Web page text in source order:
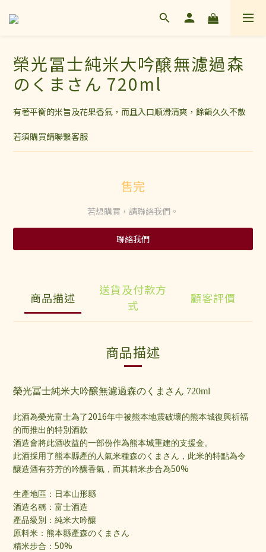
榮光冨士純米大吟醸無濾過森
のくまさん 720ml
有著平衡的米旨及花果香氣，而且入口順滑清爽，餘韻久久不散
若須購買請聯繫客服
售完
若想購買，請聯絡我們。
聯絡我們
商品描述
送貨及付款方
式
顧客評價
商品描述
榮光冨士純米大吟醸無濾過森のくまさん 720ml
此酒為榮光富士為了 2016年中被熊本地震破壞的熊本城復興祈福
的而推出的特別酒款
酒造會將此酒收益的一部份作為熊本城重建的支援金。
此酒採用了熊本縣產的人氣米種森のくまさん，此米的特點為令
釀造酒有芬芳的吟釀香氣，而其精米步合為50%
生產地區：日本山形縣
酒造名稱：富士酒造
產品級別：純米大吟釀
原料米：熊本縣產森のくまさん
精米步合： 50%